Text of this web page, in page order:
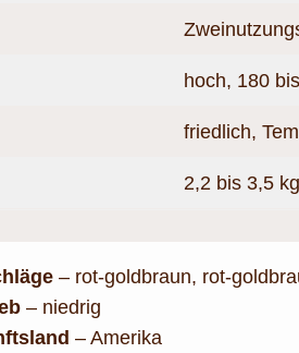
hoch, 180
friedlich,
2,2 bis 3,5 kg
– rot-goldbraun, rot-
– niedrig
– Amerika